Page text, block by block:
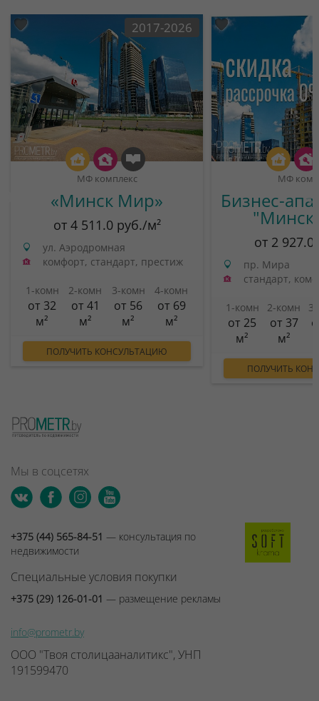
2017-2026
МФ комплекс
«Минск Мир»
от 4 511.0 руб./м²
ул. Аэродромная
комфорт, стандарт, престиж
1-комн
от 32
м²
2-комн
от 41
м²
3-комн
от 56
м²
4-комн
от 69
м²
ПОЛУЧИТЬ КОНСУЛЬТАЦИЮ
МФ
Бизнес-
от 2
пр. Мира
стандарт,
1-комн
от 25
м²
2-комн
от 37
м²
ПОЛУЧИТЬ
Мы в соцсетях
+375 (44) 565-84-51 — консультация по
недвижимости
Специальные условия покупки
+375 (29) 126-01-01 — размещение рекламы
info@prometr.by
ООО "Твоя столицааналитикс", УНП
191599470